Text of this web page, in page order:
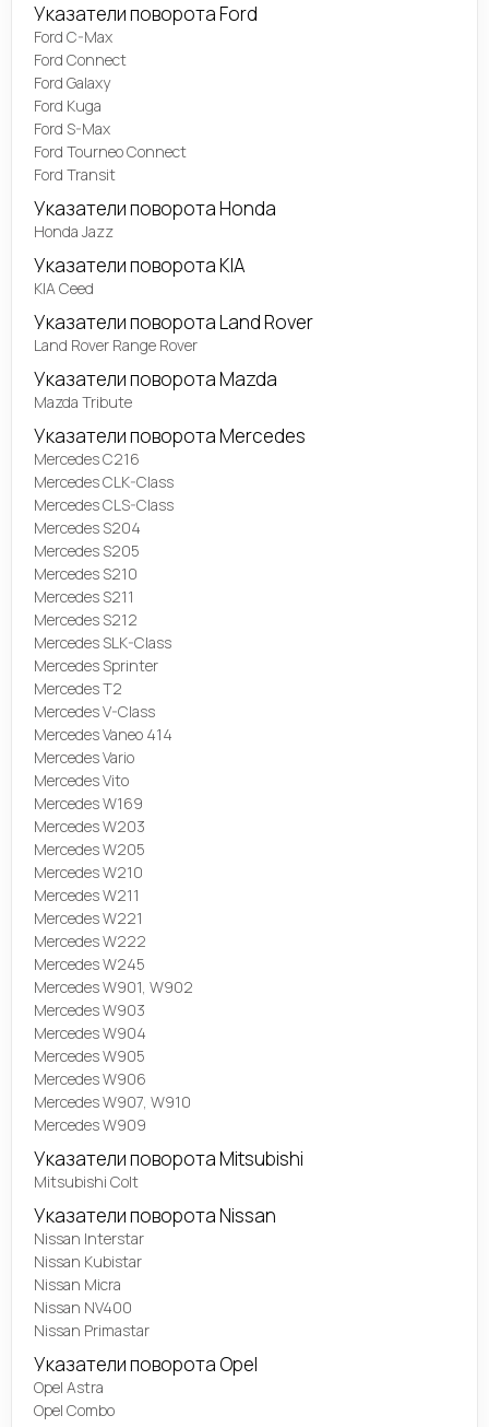
Указатели поворота Ford
Ford C-Max
Ford Connect
Ford Galaxy
Ford Kuga
Ford S-Max
Ford Tourneo Connect
Ford Transit
Указатели поворота Honda
Honda Jazz
Указатели поворота KIA
KIA Ceed
Указатели поворота Land Rover
Land Rover Range Rover
Указатели поворота Mazda
Mazda Tribute
Указатели поворота Mercedes
Mercedes C216
Mercedes CLK-Class
Mercedes CLS-Class
Mercedes S204
Mercedes S205
Mercedes S210
Mercedes S211
Mercedes S212
Mercedes SLK-Class
Mercedes Sprinter
Mercedes T2
Mercedes V-Class
Mercedes Vaneo 414
Mercedes Vario
Mercedes Vito
Mercedes W169
Mercedes W203
Mercedes W205
Mercedes W210
Mercedes W211
Mercedes W221
Mercedes W222
Mercedes W245
Mercedes W901, W902
Mercedes W903
Mercedes W904
Mercedes W905
Mercedes W906
Mercedes W907, W910
Mercedes W909
Указатели поворота Mitsubishi
Mitsubishi Colt
Указатели поворота Nissan
Nissan Interstar
Nissan Kubistar
Nissan Micra
Nissan NV400
Nissan Primastar
Указатели поворота Opel
Opel Astra
Opel Combo